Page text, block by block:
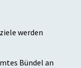
werden
Bündel an